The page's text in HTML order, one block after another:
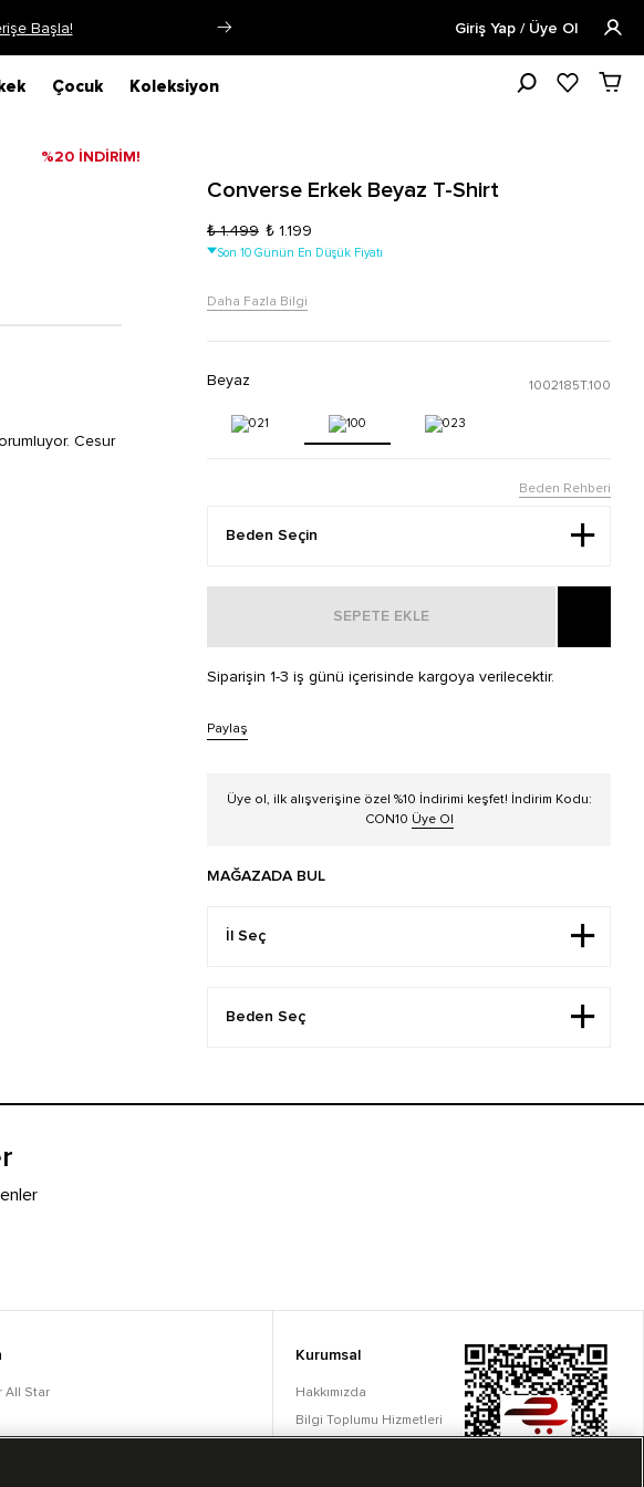
verilecektir. Daha Fazla Bilgi Öğrencilere Özel
Giriş Yap / Üye Ol
Çocuk Koleksiyon
%20 İNDİRİM!
Cesur
Converse Erkek Beyaz T-Shirt
₺ 1.499 ₺ 1.199
Son 10 Günün En Düşük Fiyatı
Daha Fazla Bilgi
Beyaz 1002185T.100
Beden Rehberi
SEPETE EKLE
Siparişin 1-3 iş günü içerisinde kargoya verilecektir.
Paylaş
Üye ol, ilk alışverişine özel %10 İndirimi keşfet! İndirim Kodu:
CON10 Üye Ol
MAĞAZADA BUL
All Star
Kurumsal
Hakkımızda
Bilgi Toplumu Hizmetleri